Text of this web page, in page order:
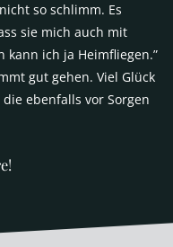
so schlimm. Es
sie mich auch mit
kann ich ja Heimfliegen.”
gut gehen. Viel Glück
ebenfalls vor Sorgen